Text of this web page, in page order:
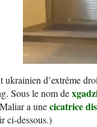
d’extrême
Sous le nom de
a unecicatrice
ci-dessous.)